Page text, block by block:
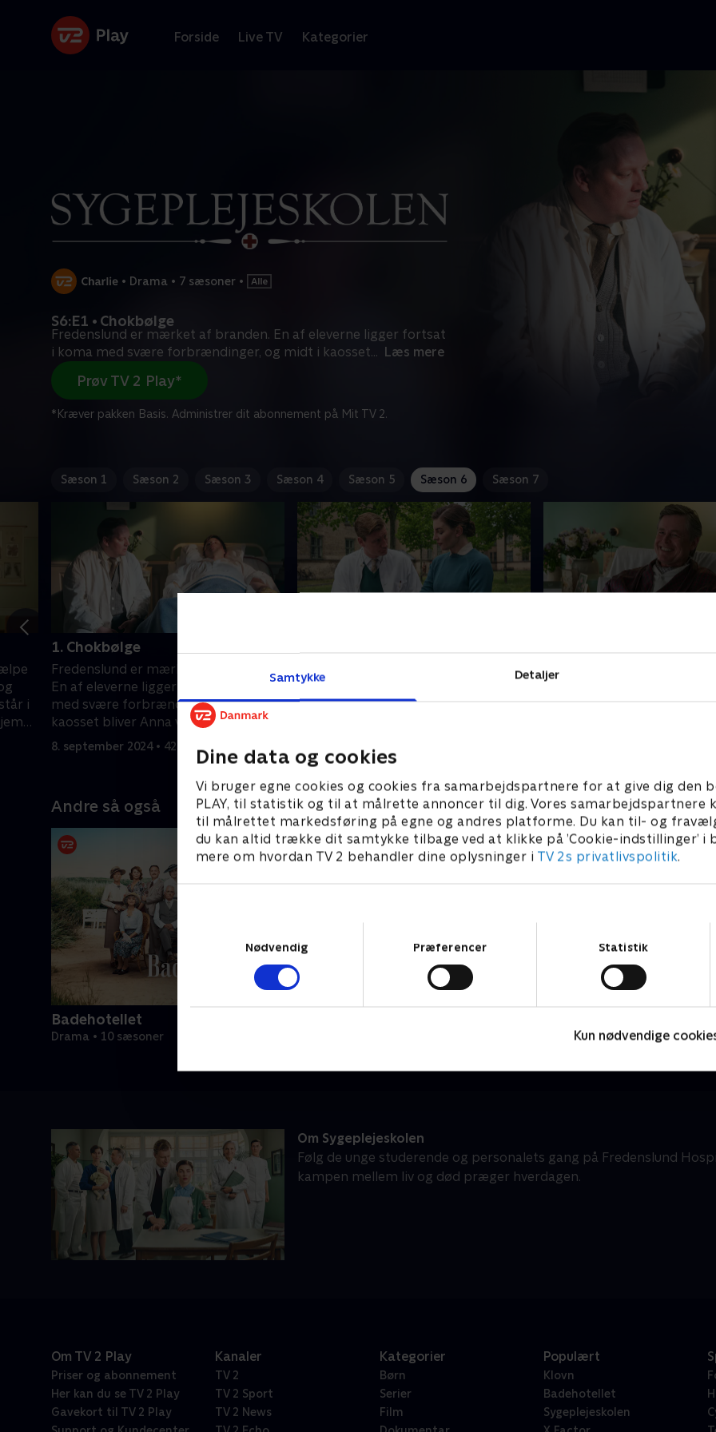
Samtykke Detaljer
Dine data og cookies
Vi bruger egne cookies og cookies fra samarbejdspartnere for at give dig den
PLAY, til statistik og til at målrette annoncer til dig. Vores samarbejdspartnere
til målrettet markedsføring på egne og andres platforme. Du kan til- og
du kan altid trække dit samtykke tilbage ved at klikke på ’Cookie-indstillinger’ i
mere om hvordan TV 2 behandler dine oplysninger i TV 2s privatlivspolitik.
Nødvendig
Præferencer Statistik
Kun nødvendige
Forside Live TV Kategorier
• Drama • 7 sæsoner •
S6:E1 • Chokbølge
Fredenslund er mærket af branden. En af eleverne ligger fortsat
i koma med svære forbrændinger, og midt i kaosset... Læs mere
Prøv TV 2 Play*
*Kræver pakken Basis. Administrer dit abonnement på Mit TV 2.
Sæson 1 Sæson 2 Sæson 3 Sæson 4 Sæson 5 Sæson 6 Sæson 7
i
1. Chokbølge
Fredenslund er mærket af branden.
En af eleverne ligger fortsat i koma
med svære forbrændinger, og midt i
kaosset bliver Anna viklet ind i en
vanskelig opgave.
8. september 2024 • 42 min
Lis' sygeplejeløfte kommer på prøve,
da en gammel plageånd bliver
indlagt. Annas interesse for doktor
15. september 2024 • 42 min
En kendt sangstemme fra
Andre så også
Badehotellet
Drama • 10 sæsoner
Om Sygeplejeskolen
Følg de unge studerende og personalets gang på Fredenslund
kampen mellem liv og død præger hverdagen.
Om TV 2 Play
Priser og abonnement
Her kan du se TV 2 Play
Gavekort til TV 2 Play
Kanaler
TV 2
TV 2 Sport
TV 2 News
Kategorier
Børn
Serier
Film
Populært
Klovn
Badehotellet
Sygeplejeskolen